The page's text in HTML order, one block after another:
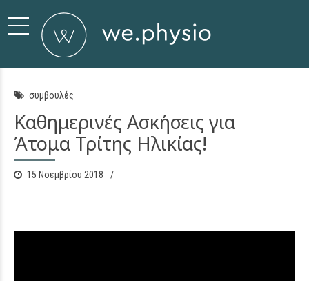
συμβουλές
Καθημερινές Ασκήσεις για
Άτομα Τρίτης Ηλικίας!
15 Νοεμβρίου 2018